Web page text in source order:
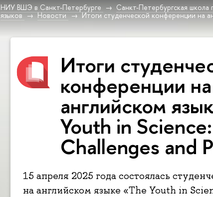
НИУ ВШЭ в Санкт-Петербурге Санкт-Петербургская школа
языков
Новости Итоги студенческой конференции на
Итоги
конференции на
английском
Youth in Science:
Challenges and
15 апреля 2025 года состоялась
на английском языке «The Youth in